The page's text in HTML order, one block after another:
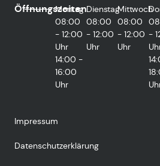
Öffnungszeiten
Montag
08:00
- 12:00
Uhr
14:00 -
16:00
Uhr
Dienstag
08:00
- 12:00
Uhr
Mittwoch
08:00
- 12:00
Uhr
-
Impressum
Datenschutzerklärung